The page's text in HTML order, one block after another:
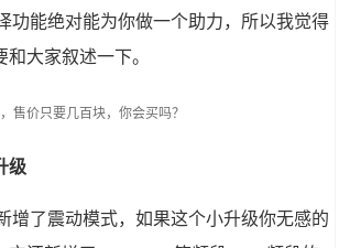
功能绝对能为你做一个助力，所以我觉得
大家叙述一下。
级
增了震动模式，如果这个小升级你无感的